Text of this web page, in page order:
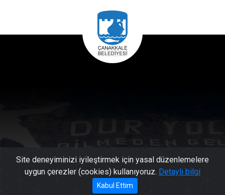
Site deneyiminizi iyileştirmek için yasal düzenlemelere
uygun çerezler (cookies) kullanıyoruz. Detaylı bilgi
Kabul Ettim
Başkan'a Mesaj